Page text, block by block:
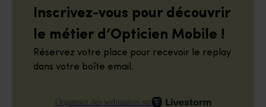
Inscrivez-vous pour découvrir
le métier d’Opticien Mobile !
Réservez votre place pour recevoir le replay
dans votre boîte email.